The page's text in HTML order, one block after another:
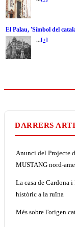
El Palau, 'Símbol del
...[+]
DARRERS
Anunci del Projecte
MUSTANG nord-
La casa de Cardona
històric a la ruïna
Més sobre l'origen